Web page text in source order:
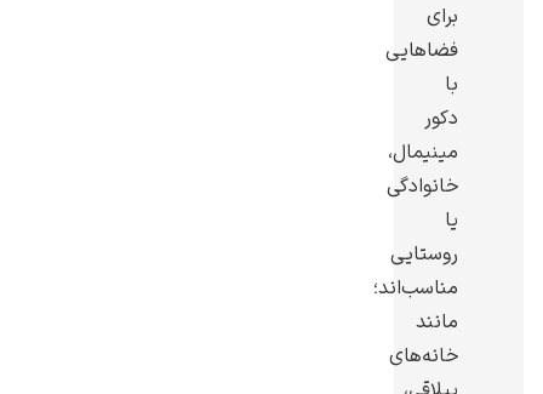
پرفروش‌ترین
برای
فضاهایی
با
دکور
مینیمال،
خانوادگی
یا
روستایی
مناسب‌اند؛
مانند
خانه‌های